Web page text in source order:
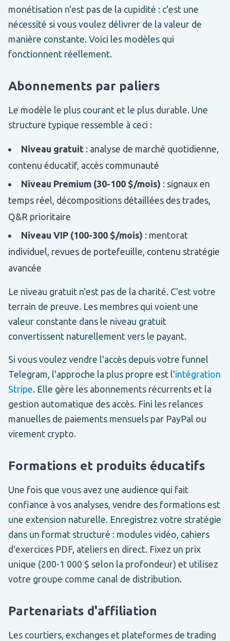
monétisation n'est pas de la cupidité : c'est une
nécessité si vous voulez délivrer de la valeur de
manière constante. Voici les modèles qui
fonctionnent réellement.
Abonnements par paliers
Le modèle le plus courant et le plus durable. Une
structure typique ressemble à ceci :
Niveau gratuit : analyse de marché quotidienne,
contenu éducatif, accès communauté
Niveau Premium (30-100 $/mois) : signaux en
temps réel, décompositions détaillées des trades,
Q&R prioritaire
Niveau VIP (100-300 $/mois) : mentorat
individuel, revues de portefeuille, contenu stratégie
avancée
Le niveau gratuit n'est pas de la charité. C'est votre
terrain de preuve. Les membres qui voient une
valeur constante dans le niveau gratuit
convertissent naturellement vers le payant.
Si vous voulez vendre l'accès depuis votre funnel
Telegram, l'approche la plus propre est l'intégration
Stripe. Elle gère les abonnements récurrents et la
gestion automatique des accès. Fini les relances
manuelles de paiements mensuels par PayPal ou
virement crypto.
Formations et produits éducatifs
Une fois que vous avez une audience qui fait
confiance à vos analyses, vendre des formations est
une extension naturelle. Enregistrez votre stratégie
dans un format structuré : modules vidéo, cahiers
d'exercices PDF, ateliers en direct. Fixez un prix
unique (200-1 000 $ selon la profondeur) et utilisez
votre groupe comme canal de distribution.
Partenariats d'affiliation
Les courtiers, exchanges et plateformes de trading